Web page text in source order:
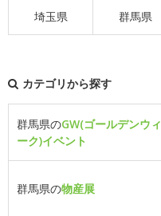
埼玉県 群馬県
カテゴリから探す
群馬県のGW(ゴールデンウィ
ーク)イベント
群馬県の物産展